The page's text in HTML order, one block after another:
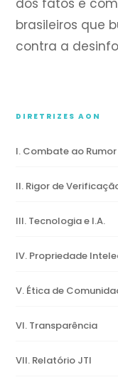
dos fatos e
brasileiros que
contra a
DIRETRIZES AON
I. Combate ao Rumor
II. Rigor de
III. Tecnologia e I.A.
IV. Propriedade
V. Ética de
VI. Transparência
VII. Relatório JTI